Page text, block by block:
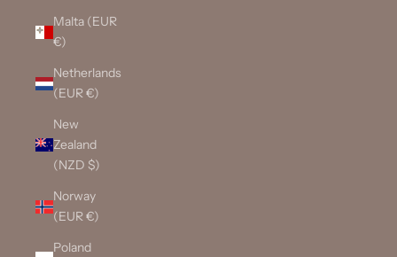
Malta (EUR
€)
Netherlands
(EUR €)
New
Zealand
(NZD $)
Norway
(EUR €)
Poland